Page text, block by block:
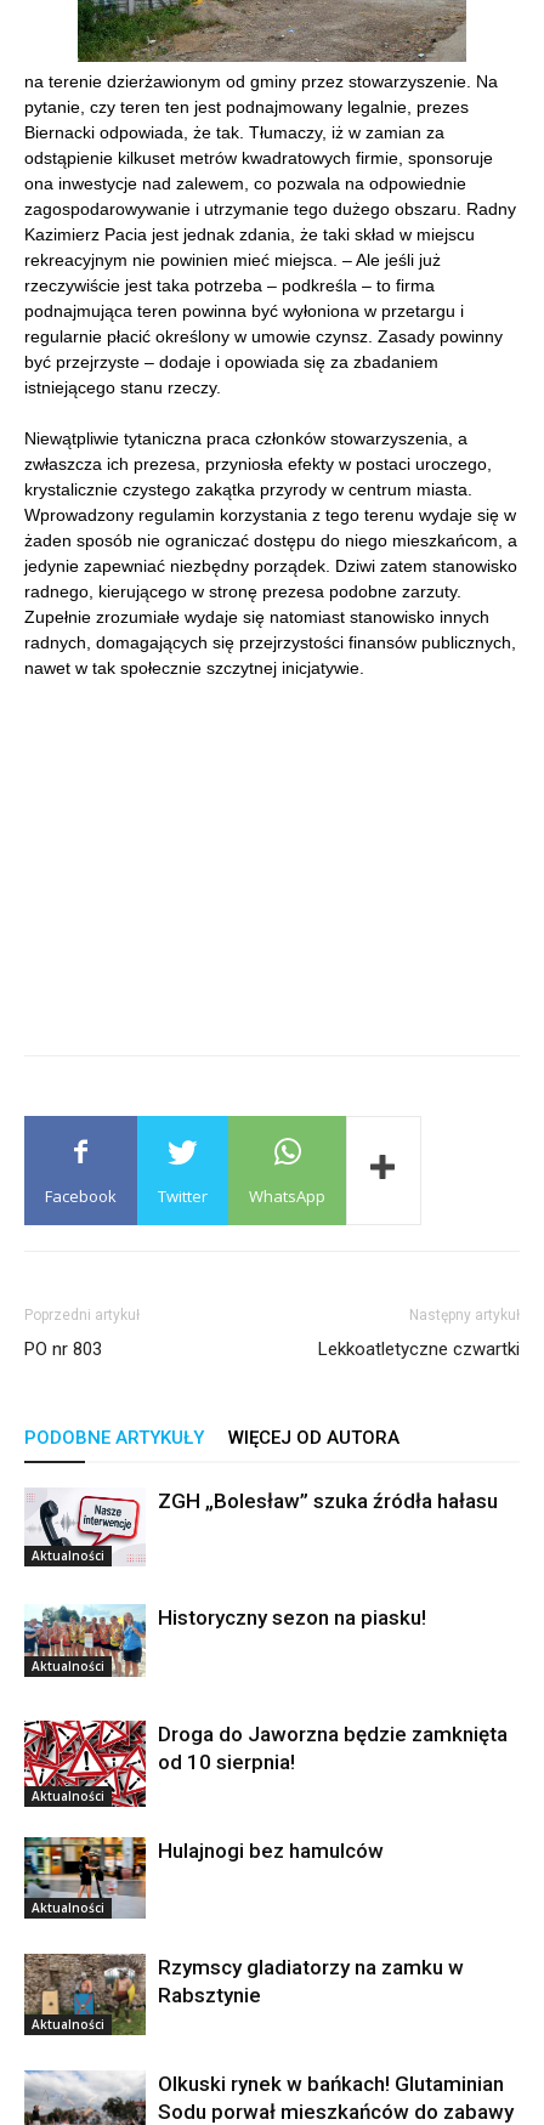
na terenie dzierżawionym od gminy przez stowarzyszenie. Na
pytanie, czy teren ten jest podnajmowany legalnie, prezes
Biernacki odpowiada, że tak. Tłumaczy, iż w zamian za
odstąpienie kilkuset metrów kwadratowych firmie, sponsoruje
ona inwestycje nad zalewem, co pozwala na odpowiednie
zagospodarowywanie i utrzymanie tego dużego obszaru. Radny
Kazimierz Pacia jest jednak zdania, że taki skład w miejscu
rekreacyjnym nie powinien mieć miejsca. – Ale jeśli już
rzeczywiście jest taka potrzeba – podkreśla – to firma
podnajmująca teren powinna być wyłoniona w przetargu i
regularnie płacić określony w umowie czynsz. Zasady powinny
być przejrzyste – dodaje i opowiada się za zbadaniem
istniejącego stanu rzeczy.
Niewątpliwie tytaniczna praca członków stowarzyszenia, a
zwłaszcza ich prezesa, przyniosła efekty w postaci uroczego,
krystalicznie czystego zakątka przyrody w centrum miasta.
Wprowadzony regulamin korzystania z tego terenu wydaje się w
żaden sposób nie ograniczać dostępu do niego mieszkańcom, a
jedynie zapewniać niezbędny porządek. Dziwi zatem stanowisko
radnego, kierującego w stronę prezesa podobne zarzuty.
Zupełnie zrozumiałe wydaje się natomiast stanowisko innych
radnych, domagających się przejrzystości finansów publicznych,
nawet w tak społecznie szczytnej inicjatywie.
Facebook Twitter WhatsApp
Poprzedni artykuł
PO nr 803
Następny artykuł
Lekkoatletyczne czwartki
PODOBNE ARTYKUŁY WIĘCEJ OD AUTORA
Aktualności
ZGH „Bolesław” szuka źródła hałasu
Aktualności
Historyczny sezon na piasku!
Aktualności
Droga do Jaworzna będzie zamknięta
od 10 sierpnia!
Aktualności
Hulajnogi bez hamulców
Aktualności
Rzymscy gladiatorzy na zamku w
Rabsztynie
Olkuski rynek w bańkach! Glutaminian
Sodu porwał mieszkańców do zabawy